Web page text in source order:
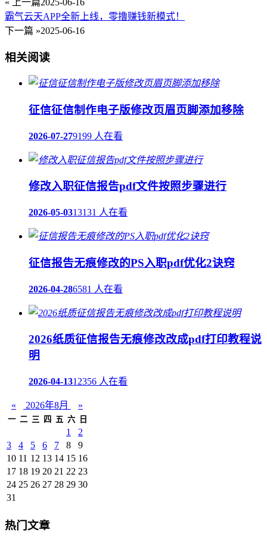
霸气云天APP全新上线，零撸赚钱新模式！
下一篇 »2025-06-16
相关阅读
征信征信制作电子版修改页眉页脚添加移除
2026-07-279199 人在看
修改入职征信报告pdf文件按照步骤进行
2026-05-0313131 人在看
征信报告无痕修改的PS入职pdf优化2诀窍
2026-04-286581 人在看
2026纸质征信报告无痕修改改成pdf打印教程说
明
2026-04-1312356 人在看
« 2026年8月 »
一 二 三 四 五 六 日
1
2
3
4 5 6 7 8
9
10 11 12 13 14 15 16
17 18 19 20 21 22 23
24 25 26 27 28 29 30
31
热门文章